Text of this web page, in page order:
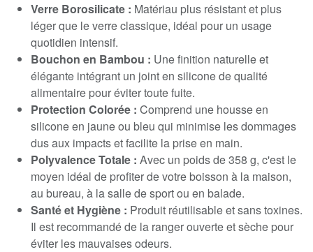
Verre Borosilicate : Matériau plus résistant et plus
léger que le verre classique, idéal pour un usage
quotidien intensif.
Bouchon en Bambou : Une finition naturelle et
élégante intégrant un joint en silicone de qualité
alimentaire pour éviter toute fuite.
Protection Colorée : Comprend une housse en
silicone en jaune ou bleu qui minimise les dommages
dus aux impacts et facilite la prise en main.
Polyvalence Totale : Avec un poids de 358 g, c'est le
moyen idéal de profiter de votre boisson à la maison,
au bureau, à la salle de sport ou en balade.
Santé et Hygiène : Produit réutilisable et sans toxines.
Il est recommandé de la ranger ouverte et sèche pour
éviter les mauvaises odeurs.